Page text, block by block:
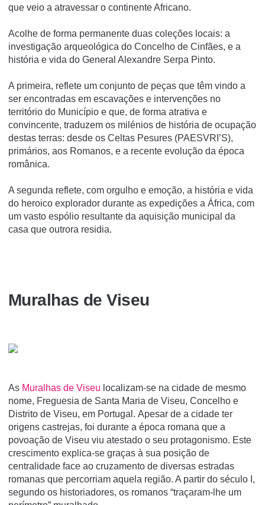
que veio a atravessar o continente Africano.
Acolhe de forma permanente duas coleções locais: a
investigação arqueológica do Concelho de Cinfães, e a
história e vida do General Alexandre Serpa Pinto.
A primeira, reflete um conjunto de peças que têm vindo a
ser encontradas em escavações e intervenções no
território do Município e que, de forma atrativa e
convincente, traduzem os milénios de história de ocupação
destas terras: desde os Celtas Pesures (PAESVRI’S),
primários, aos Romanos, e a recente evolução da época
românica.
A segunda reflete, com orgulho e emoção, a história e vida
do heroico explorador durante as expedições a África, com
um vasto espólio resultante da aquisição municipal da
casa que outrora residia.
Muralhas de Viseu
As Muralhas de Viseu localizam-se na cidade de mesmo
nome, Freguesia de Santa Maria de Viseu, Concelho e
Distrito de Viseu, em Portugal. Apesar de a cidade ter
origens castrejas, foi durante a época romana que a
povoação de Viseu viu atestado o seu protagonismo. Este
crescimento explica-se graças à sua posição de
centralidade face ao cruzamento de diversas estradas
romanas que percorriam aquela região. A partir do século I,
segundo os historiadores, os romanos “traçaram-lhe um